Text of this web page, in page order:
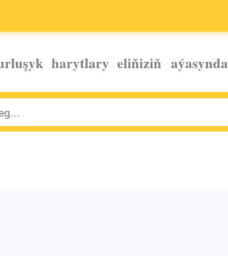
harytlary eliňiziň aýasynda